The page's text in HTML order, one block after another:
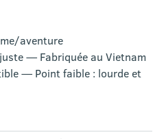
aventure
— Fabriquée au Vietnam
— Point faible : lourde et